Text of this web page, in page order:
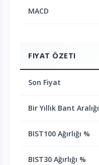
MACD
FIYAT ÖZETI
Son Fiyat
Bir Yıllık Bant Aralığı
BIST100 Ağırlığı %
BIST30 Ağırlığı %